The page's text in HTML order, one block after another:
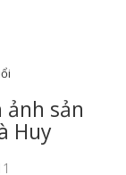
sản
Huy